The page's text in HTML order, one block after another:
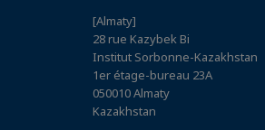
[Almaty]
28 rue Kazybek Bi
Institut Sorbonne-Kazakhstan
1er étage-bureau 23A
050010 Almaty
Kazakhstan